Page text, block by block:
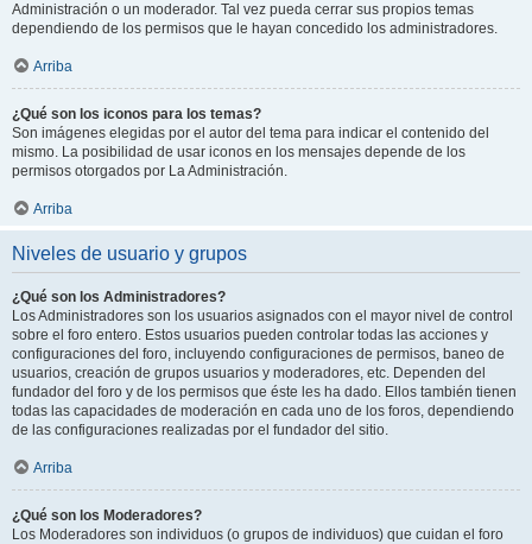
Administración o un moderador. Tal vez pueda cerrar sus propios temas
dependiendo de los permisos que le hayan concedido los administradores.
Arriba
¿Qué son los iconos para los temas?
Son imágenes elegidas por el autor del tema para indicar el contenido del
mismo. La posibilidad de usar iconos en los mensajes depende de los
permisos otorgados por La Administración.
Arriba
Niveles de usuario y grupos
¿Qué son los Administradores?
Los Administradores son los usuarios asignados con el mayor nivel de control
sobre el foro entero. Estos usuarios pueden controlar todas las acciones y
configuraciones del foro, incluyendo configuraciones de permisos, baneo de
usuarios, creación de grupos usuarios y moderadores, etc. Dependen del
fundador del foro y de los permisos que éste les ha dado. Ellos también tienen
todas las capacidades de moderación en cada uno de los foros, dependiendo
de las configuraciones realizadas por el fundador del sitio.
Arriba
¿Qué son los Moderadores?
Los Moderadores son individuos (o grupos de individuos) que cuidan el foro